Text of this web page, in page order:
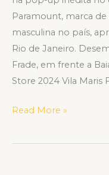
Paramount, marca
masculina no país,
Rio de Janeiro.
Frade, em frente a
Store 2024 Vila Maris
Read More »